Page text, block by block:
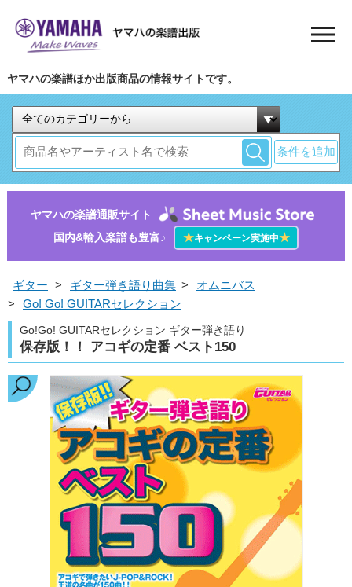
ヤマハの楽譜ほか出版商品の情報サイトです。
条件を追加
ヤマハの楽譜通販サイト
国内&輸入楽譜も豊富♪
★キャンペーン実施中★
ギター > ギター弾き語り曲集 >
オムニバス
>
Go! Go! GUITARセレクション
Go!Go! GUITARセレクション ギター弾き語り
保存版！！ アコギの定番 ベスト150